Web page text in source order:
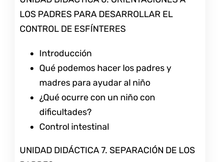
LOS PADRES PARA DESARROLLAR EL
CONTROL DE ESFÍNTERES
Introducción
Qué podemos hacer los padres y
madres para ayudar al niño
¿Qué ocurre con un niño con
dificultades?
Control intestinal
UNIDAD DIDÁCTICA 7. SEPARACIÓN DE LOS